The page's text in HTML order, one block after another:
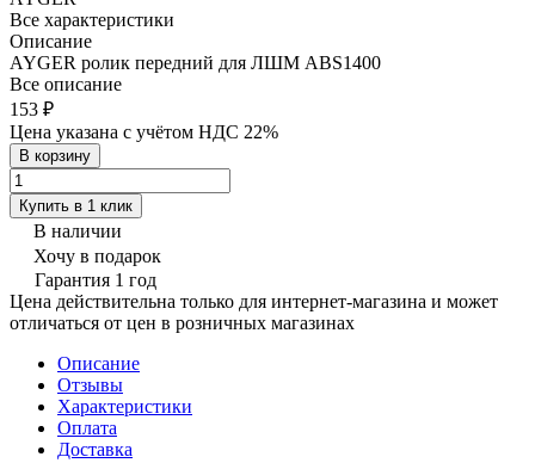
Все характеристики
Описание
AYGER ролик передний для ЛШМ ABS1400
Все описание
153 ₽
Цена указана с учётом НДС 22%
В корзину
Купить в 1 клик
В наличии
Хочу в подарок
Гарантия 1 год
Цена действительна только для интернет-магазина и может
отличаться от цен в розничных магазинах
Описание
Отзывы
Характеристики
Оплата
Доставка